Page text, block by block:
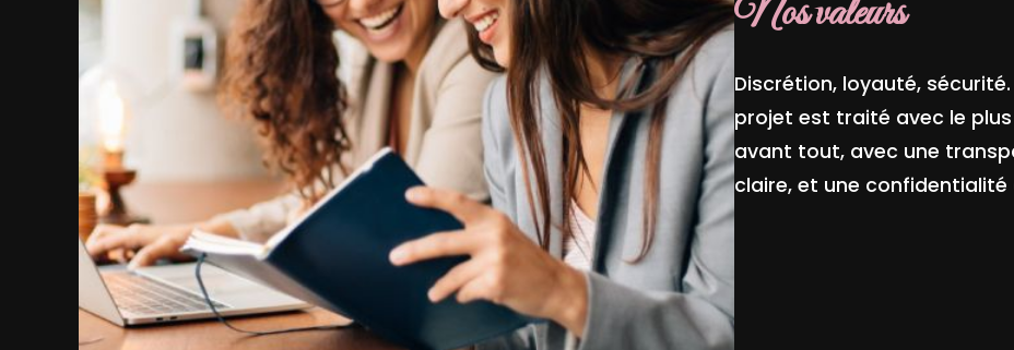
Nos valeurs
Discrétion, loyauté,
projet est traité avec le plus
avant tout, avec une
claire, et une confidentialité